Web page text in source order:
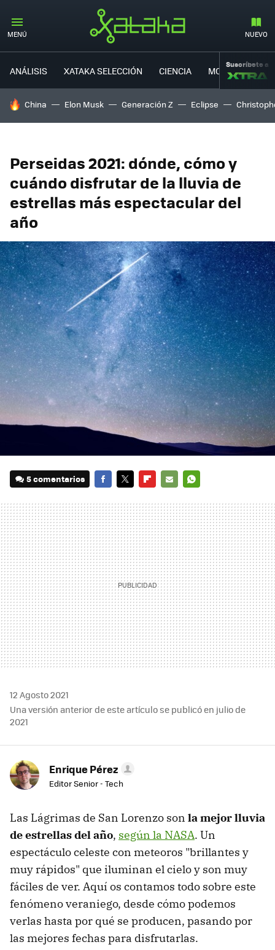
MENÚ NUEVO
ANÁLISIS XATAKA SELECCIÓN CIENCIA MOVILIDAD
Suscríbete a
HOY SE HABLA DE
China Elon Musk Generación Z Eclipse
Perseidas 2021: dónde, cómo y
cuándo disfrutar de la lluvia de
estrellas más espectacular del
año
5 comentarios
MAIL
12 Agosto 2021
Una versión anterior de este artículo se publicó en julio de
2021
Enrique Pérez
Editor Senior - Tech
Las Lágrimas de San Lorenzo son la mejor lluvia
de estrellas del año, según la NASA. Un
espectáculo celeste con meteoros "brillantes y
muy rápidos" que iluminan el cielo y son muy
fáciles de ver. Aquí os contamos todo sobre este
fenómeno veraniego, desde cómo podemos
verlas hasta por qué se producen, pasando por
las mejores fechas para disfrutarlas.